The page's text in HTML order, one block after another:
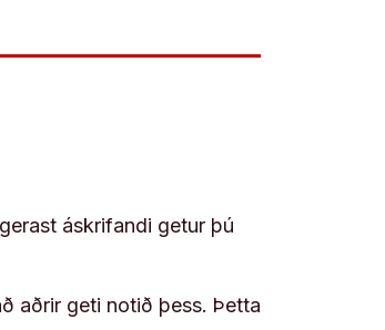
áskrifandi getur þú
aðrir geti notið þess. Þetta